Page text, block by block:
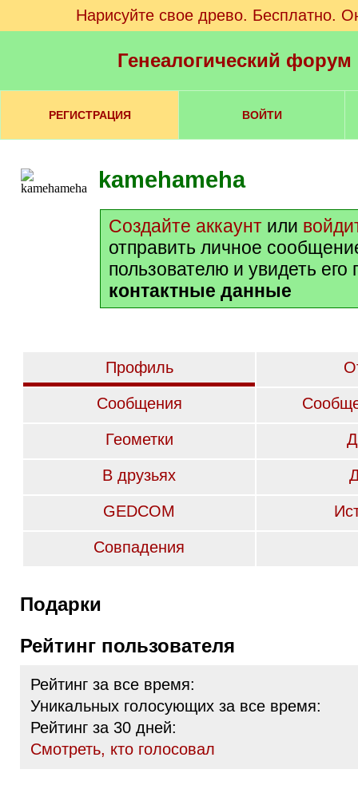
Нарисуйте свое древо. Бесплатно.
Генеалогический
РЕГИСТРАЦИЯ ВОЙТИ
kamehameha
Создайте аккаунт или
отправить личное
пользователю и увидеть его
контактные данные
Профиль
Сообщения
Геометки
В друзьях
GEDCOM
Совпадения
Подарки
Рейтинг пользователя
Рейтинг за все время:
Уникальных голосующих за все время:
Рейтинг за 30 дней:
Cмотреть, кто голосовал